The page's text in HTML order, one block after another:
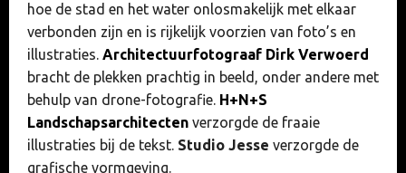
hoe de stad en het water onlosmakelijk met elkaar
verbonden zijn en is rijkelijk voorzien van foto’s en
illustraties. Architectuurfotograaf Dirk Verwoerd
bracht de plekken prachtig in beeld, onder andere met
behulp van drone-fotografie. H+N+S
Landschapsarchitecten verzorgde de fraaie
illustraties bij de tekst. Studio Jesse verzorgde de
grafische vormgeving.